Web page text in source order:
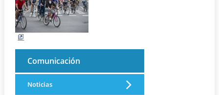
Comunicación
Noticias